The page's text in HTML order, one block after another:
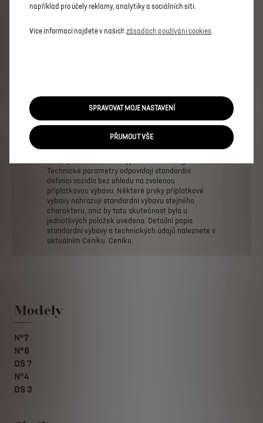
Přední a zadní parkovací asistent, 360° Vision
1 790 000 Kč s DPH
obrázky jsou pouze ilustrační a
shodovat se skutečností. Ceny, disponibilita a
se měnit
upozornění. Konfigurace
pouze základní informace o vozidle a to podle
Technické parametry odpovídají standardní
definici vozidla bez ohledu na zvolenou
příplatkovou výbavu. Některé prvky příplatkové
výbavy nahrazují standardní výbavu stejného
charakteru, aniž by tato skutečnost byla u
jednotlivých položek uvedena. Detailní popis
standardní výbavy a technických údajů naleznete v
aktuálním Ceníku. Ceníku.
Modely
N°7
N°8
DS 7
N°4
DS 3
například pro účely reklamy, analytiky a sociálních sítí.
Více informací najdete v našich zásadách používání cookies
SPRAVOVAT MOJE NASTAVENÍ
PŘIJMOUT VŠE